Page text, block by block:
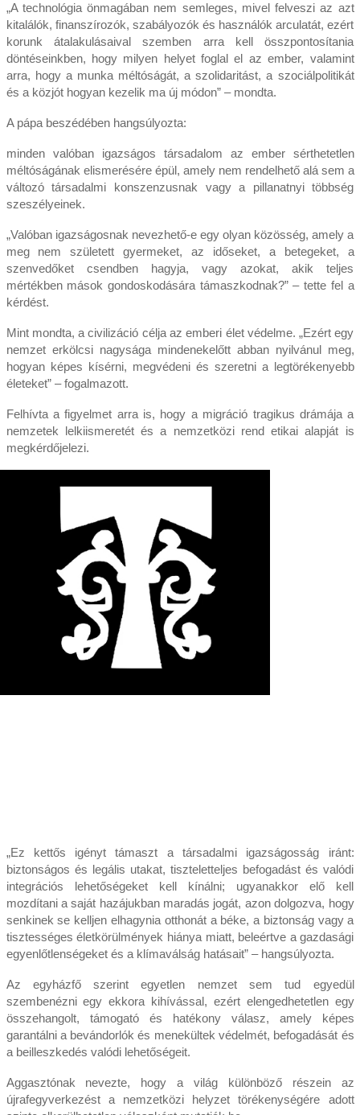
„A technológia önmagában nem semleges, mivel felveszi az azt
kitalálók, finanszírozók, szabályozók és használók arculatát, ezért
korunk átalakulásaival szemben arra kell összpontosítania
döntéseinkben, hogy milyen helyet foglal el az ember, valamint
arra, hogy a munka méltóságát, a szolidaritást, a szociálpolitikát
és a közjót hogyan kezelik ma új módon” – mondta.
A pápa beszédében hangsúlyozta:
minden valóban igazságos társadalom az ember sérthetetlen
méltóságának elismerésére épül, amely nem rendelhető alá sem a
változó társadalmi konszenzusnak vagy a pillanatnyi többség
szeszélyeinek.
„Valóban igazságosnak nevezhető-e egy olyan közösség, amely a
meg nem született gyermeket, az időseket, a betegeket, a
szenvedőket csendben hagyja, vagy azokat, akik teljes
mértékben mások gondoskodására támaszkodnak?” – tette fel a
kérdést.
Mint mondta, a civilizáció célja az emberi élet védelme. „Ezért egy
nemzet erkölcsi nagysága mindenekelőtt abban nyilvánul meg,
hogyan képes kísérni, megvédeni és szeretni a legtörékenyebb
életeket” – fogalmazott.
Felhívta a figyelmet arra is, hogy a migráció tragikus drámája a
nemzetek lelkiismeretét és a nemzetközi rend etikai alapját is
megkérdőjelezi.
„Ez kettős igényt támaszt a társadalmi igazságosság iránt:
biztonságos és legális utakat, tiszteletteljes befogadást és valódi
integrációs lehetőségeket kell kínálni; ugyanakkor elő kell
mozdítani a saját hazájukban maradás jogát, azon dolgozva, hogy
senkinek se kelljen elhagynia otthonát a béke, a biztonság vagy a
tisztességes életkörülmények hiánya miatt, beleértve a gazdasági
egyenlőtlenségeket és a klímaválság hatásait” – hangsúlyozta.
Az egyházfő szerint egyetlen nemzet sem tud egyedül
szembenézni egy ekkora kihívással, ezért elengedhetetlen egy
összehangolt, támogató és hatékony válasz, amely képes
garantálni a bevándorlók és menekültek védelmét, befogadását és
a beilleszkedés valódi lehetőségeit.
Aggasztónak nevezte, hogy a világ különböző részein az
újrafegyverkezést a nemzetközi helyzet törékenységére adott